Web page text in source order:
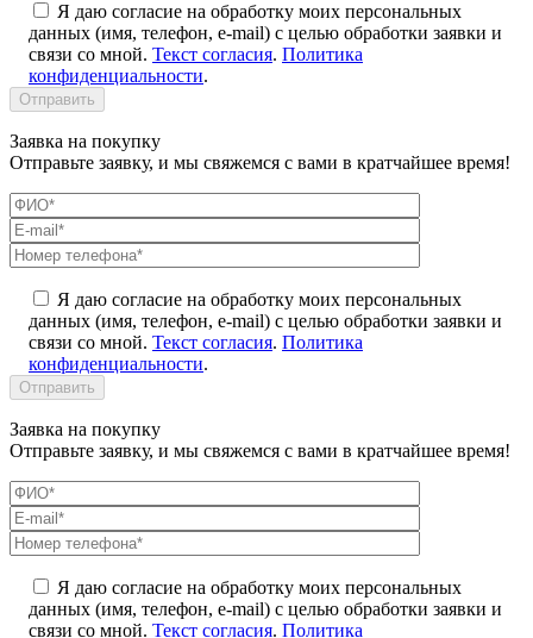
Я даю согласие на обработку моих персональных
данных (имя, телефон, e-mail) с целью обработки заявки и
связи со мной. Текст согласия. Политика
конфиденциальности.
Заявка на покупку
Отправьте заявку, и мы свяжемся с вами в кратчайшее время!
Я даю согласие на обработку моих персональных
данных (имя, телефон, e-mail) с целью обработки заявки и
связи со мной. Текст согласия. Политика
конфиденциальности.
Заявка на покупку
Отправьте заявку, и мы свяжемся с вами в кратчайшее время!
Я даю согласие на обработку моих персональных
данных (имя, телефон, e-mail) с целью обработки заявки и
связи со мной. Текст согласия. Политика